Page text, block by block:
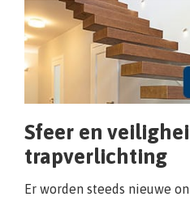
Sfeer en
trapverlichting
Er worden steeds nieuwe